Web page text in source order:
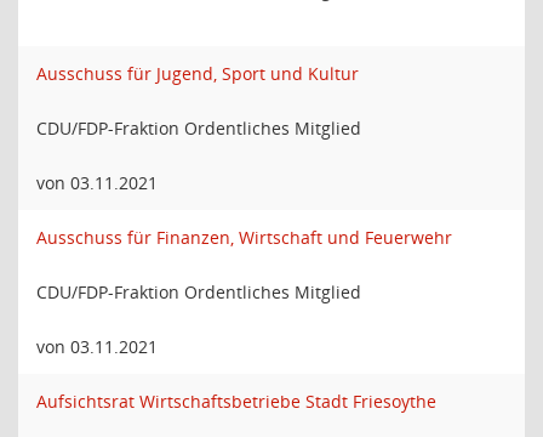
Ausschuss für Jugend, Sport und Kultur
CDU/FDP-Fraktion Ordentliches Mitglied
von 03.11.2021
Ausschuss für Finanzen, Wirtschaft und Feuerwehr
CDU/FDP-Fraktion Ordentliches Mitglied
von 03.11.2021
Aufsichtsrat Wirtschaftsbetriebe Stadt Friesoythe